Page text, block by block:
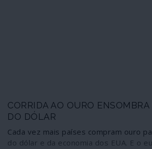
CORRIDA AO OURO
DO DÓLAR
Cada vez mais países compram ouro
do dólar e da economia dos EUA. E o